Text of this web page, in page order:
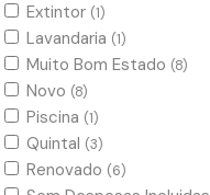
Extintor (1)
Lavandaria (1)
Muito Bom Estado (8)
Novo (8)
Piscina (1)
Quintal (3)
Renovado (6)